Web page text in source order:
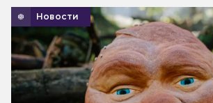
Новости